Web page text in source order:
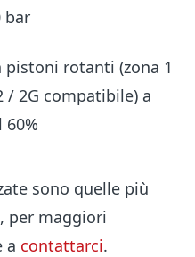
bar
rotanti (zona 1
/ 2G compatibile) a
sono quelle più
per maggiori
a contattarci.